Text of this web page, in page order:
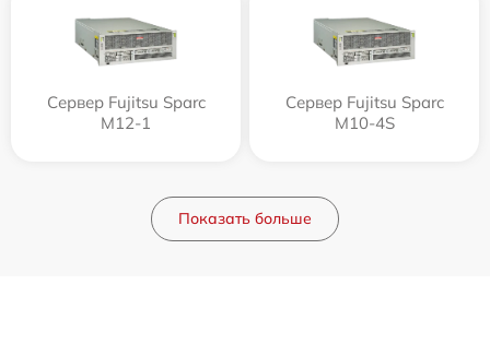
Сервер Fujitsu Sparc
M12-1
Сервер Fujitsu Sparc
M10-4S
Показать больше